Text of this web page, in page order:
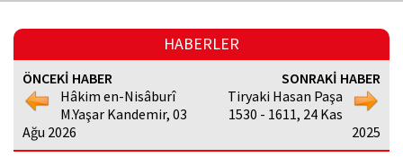
HABERLER
ÖNCEKİ HABER
Hâkim en-Nisâburî
M.Yaşar Kandemir, 03
Ağu 2026
SONRAKİ HABER
Tiryaki Hasan Paşa
1530 - 1611, 24 Kas
2025